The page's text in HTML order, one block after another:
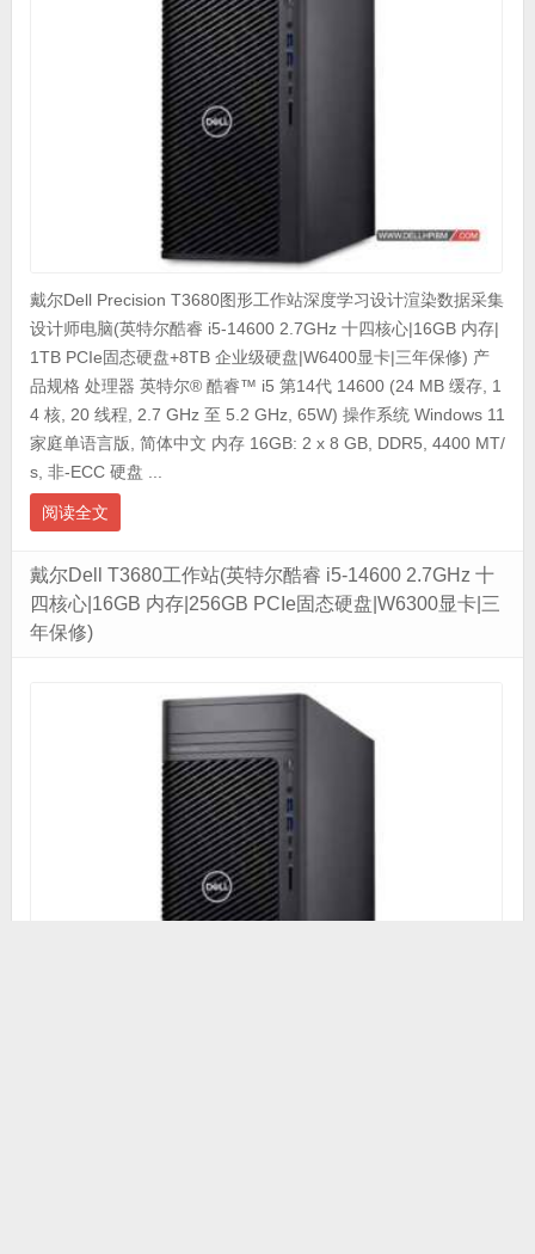
戴尔Dell Precision T3680图形工作站深度学习设计渲染数据采集
设计师电脑(英特尔酷睿 i5-14600 2.7GHz 十四核心|16GB 内存|
1TB PCIe固态硬盘+8TB 企业级硬盘|W6400显卡|三年保修) 产
品规格 处理器 英特尔® 酷睿™ i5 第14代 14600 (24 MB 缓存, 1
4 核, 20 线程, 2.7 GHz 至 5.2 GHz, 65W) 操作系统 Windows 11
家庭单语言版, 简体中文 内存 16GB: 2 x 8 GB, DDR5, 4400 MT/
s, 非-ECC 硬盘 ...
阅读全文
戴尔Dell T3680工作站(英特尔酷睿 i5-14600 2.7GHz 十
四核心|16GB 内存|256GB PCIe固态硬盘|W6300显卡|三
年保修)